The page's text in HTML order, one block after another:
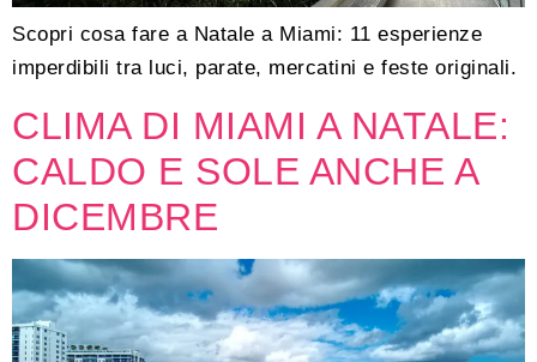
Scopri cosa fare a Natale a Miami: 11 esperienze
imperdibili tra luci, parate, mercatini e feste originali.
CLIMA DI MIAMI A NATALE:
CALDO E SOLE ANCHE A
DICEMBRE